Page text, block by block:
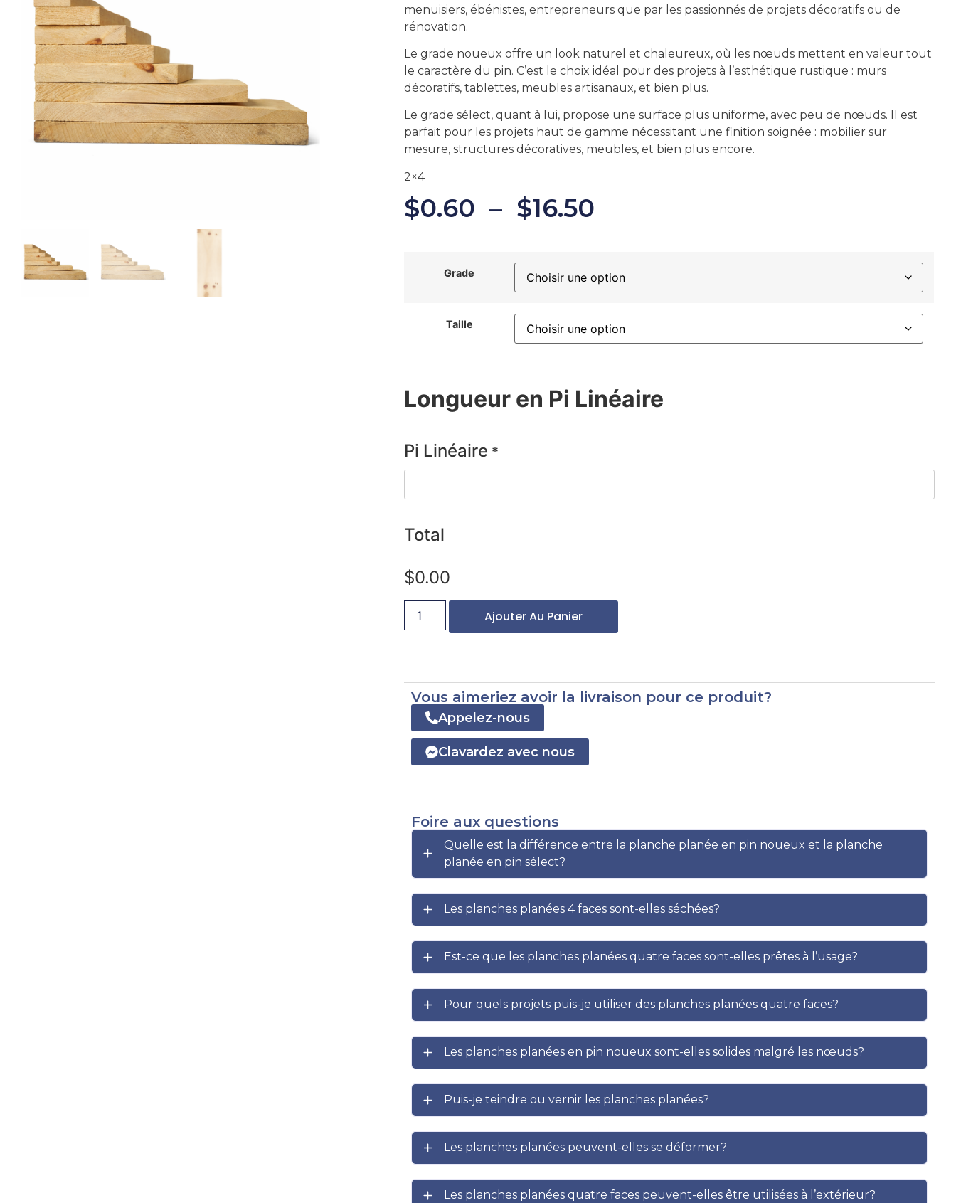
menuisiers, ébénistes, entrepreneurs que par les passionnés de projets décoratifs ou de
rénovation.
Le grade noueux offre un look naturel et chaleureux, où les nœuds mettent en valeur tout
le caractère du pin. C’est le choix idéal pour des projets à l’esthétique rustique : murs
décoratifs, tablettes, meubles artisanaux, et bien plus.
Le grade sélect, quant à lui, propose une surface plus uniforme, avec peu de nœuds. Il est
parfait pour les projets haut de gamme nécessitant une finition soignée : mobilier sur
mesure, structures décoratives, meubles, et bien plus encore.
2×4
$0.60 – $16.50
Grade
Taille
Longueur en Pi Linéaire
Pi Linéaire *
Total
$0.00
Ajouter Au Panier
Vous aimeriez avoir la livraison pour ce produit?
Appelez-nous
Clavardez avec nous
Foire aux questions
Quelle est la différence entre la planche planée en pin noueux et la planche
planée en pin sélect?
Les planches planées 4 faces sont-elles séchées?
Est-ce que les planches planées quatre faces sont-elles prêtes à l’usage?
Pour quels projets puis-je utiliser des planches planées quatre faces?
Les planches planées en pin noueux sont-elles solides malgré les nœuds?
Puis-je teindre ou vernir les planches planées?
Les planches planées peuvent-elles se déformer?
Les planches planées quatre faces peuvent-elles être utilisées à l’extérieur?